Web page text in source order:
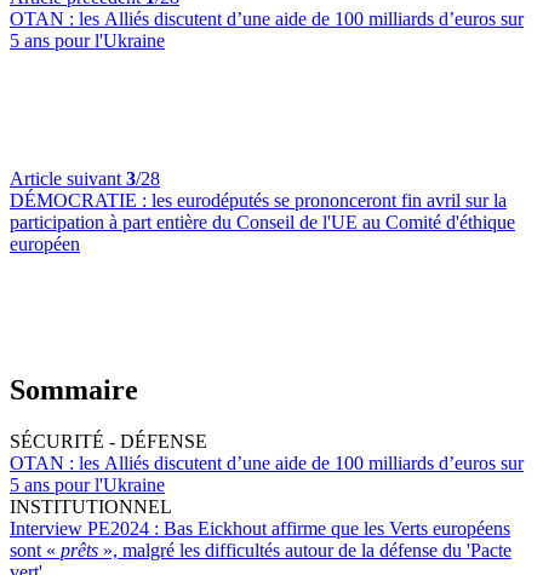
OTAN : les Alliés discutent d’une aide de 100 milliards d’euros sur
5 ans pour l'Ukraine
Article suivant 3/28
DÉMOCRATIE : les eurodéputés se prononceront fin avril sur la
participation à part entière du Conseil de l'UE au Comité d'éthique
européen
Sommaire
SÉCURITÉ - DÉFENSE
OTAN : les Alliés discutent d’une aide de 100 milliards d’euros sur
5 ans pour l'Ukraine
INSTITUTIONNEL
Interview PE2024 : Bas Eickhout affirme que les Verts européens
sont « prêts », malgré les difficultés autour de la défense du 'Pacte